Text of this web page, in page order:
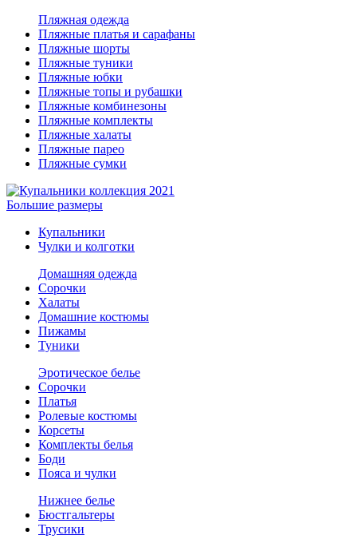
Пляжная одежда
Пляжные платья и сарафаны
Пляжные шорты
Пляжные туники
Пляжные юбки
Пляжные топы и рубашки
Пляжные комбинезоны
Пляжные комплекты
Пляжные халаты
Пляжные парео
Пляжные сумки
Большие размеры
Купальники
Чулки и колготки
Домашняя одежда
Сорочки
Халаты
Домашние костюмы
Пижамы
Туники
Эротическое белье
Сорочки
Платья
Ролевые костюмы
Корсеты
Комплекты белья
Боди
Пояса и чулки
Нижнее белье
Бюстгальтеры
Трусики